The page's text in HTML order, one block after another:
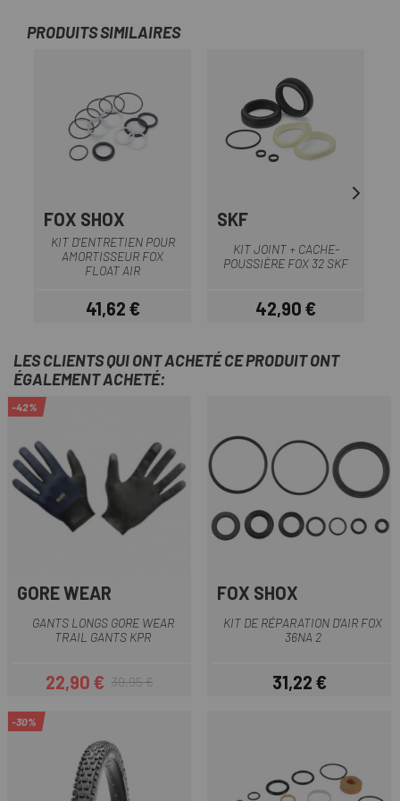
PRODUITS SIMILAIRES
FOX SHOX
KIT D'ENTRETIEN POUR
AMORTISSEUR FOX
FLOAT AIR
Prix
41,62 €
SKF
KIT JOINT + CACHE-
POUSSIÈRE FOX 32 SKF
Prix
42,90 €
LES CLIENTS QUI ONT ACHETÉ CE PRODUIT ONT
ÉGALEMENT ACHETÉ:
-42%
GORE WEAR
GANTS LONGS GORE WEAR
TRAIL GANTS KPR
Prix
22,90 €Prix habituel
39,95 €
FOX SHOX
KIT DE RÉPARATION D'AIR FOX
36NA 2
Prix
31,22 €
-30%